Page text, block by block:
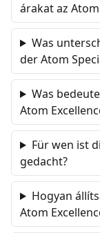
árakat az
Was
der Atom
Was
Atom
Für wen ist
gedacht?
Hogyan
Atom